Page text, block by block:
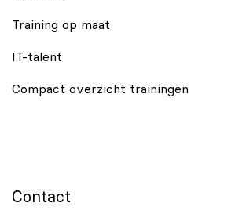
Training op maat
IT-talent
Compact overzicht trainingen
Contact